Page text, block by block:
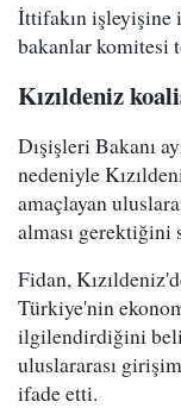
İttifakın işleyişine
bakanlar komitesi
Kızıldeniz
Dışişleri Bakanı
nedeniyle
amaçlayan
alması gerektiğini
Fidan,
Türkiye'nin
ilgilendirdiğini
uluslararası
ifade etti.